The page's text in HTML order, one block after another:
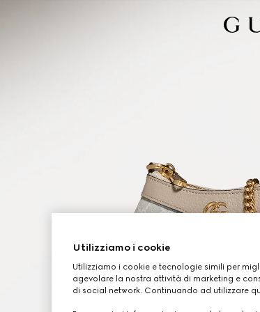
Utilizziamo i cookie
Utilizziamo i cookie e tecnologie simili per
agevolare la nostra attività di marketing e
di social network. Continuando ad utilizzare